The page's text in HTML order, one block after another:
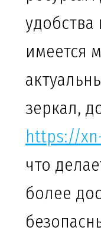
удобства
имеется
зеркал,
https://
что
более